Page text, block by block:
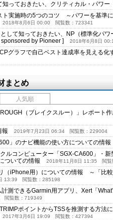
知っておきたい、クリティカル・パワ
ト実施時の5つのコツ ～パワーを基準
2018年8月6日 00:00 閲覧数：723341
として知っておきたい、NP（標準化パ
sponsored by Pioneer ]
2018年6月8日
グラフで自己ベスト達成率を見える
まとめ
人気順
（ブレイクスルー）」レポート
報 2019年7月23日 06:34 閲覧数：229004
」のナビ機能の使い方についての情報
ルコンピューター「SGX-CA600」・
ついての情報
2018年11月8日 11:35 閲覧
（iPhone用）についての情報 ～「比
13:39 閲覧数：285198
計測できるGarmin用アプリ、Xert「
閲覧数：719349
ポイントからTSSを推測する方
2017年3月6日 19:09 閲覧数：427394